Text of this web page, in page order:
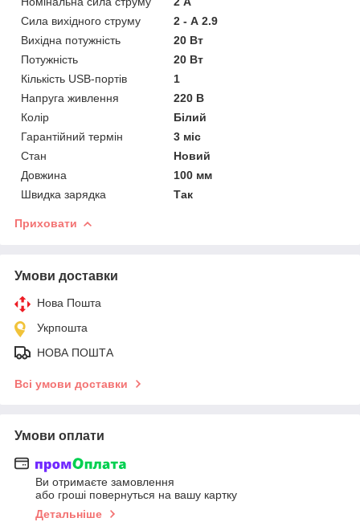
Сила вихідного струму
2 - А 2.9
Вихідна потужність
20 Вт
Потужність
20 Вт
Кількість USB-портів
1
Напруга живлення
220 В
Колір
Білий
Гарантійний термін
3 міс
Стан
Новий
Довжина
100 мм
Швидка зарядка
Так
Приховати
Умови доставки
Нова Пошта
Укрпошта
НОВА ПОШТА
Всі умови доставки
Умови оплати
Ви отримаєте замовлення
або гроші повернуться на вашу картку
Детальніше